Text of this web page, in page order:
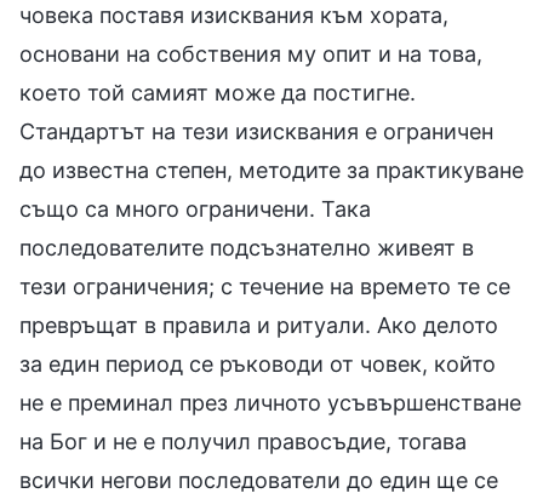
човека поставя изисквания към хората,
основани на собствения му опит и на това,
което той самият може да постигне.
Стандартът на тези изисквания е ограничен
до известна степен, методите за практикуване
също са много ограничени. Така
последователите подсъзнателно живеят в
тези ограничения; с течение на времето те се
превръщат в правила и ритуали. Ако делото
за един период се ръководи от човек, който
не е преминал през личното усъвършенстване
на Бог и не е получил правосъдие, тогава
всички негови последователи до един ще се